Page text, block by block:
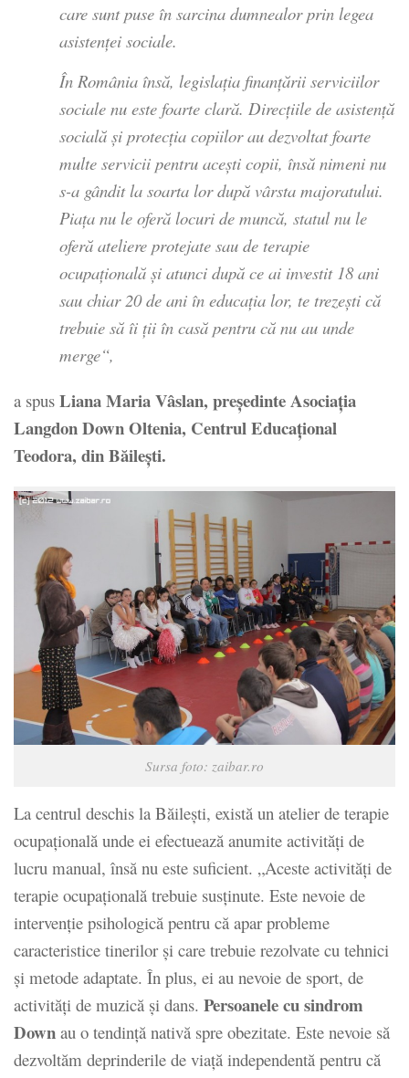
care sunt puse în sarcina dumnealor prin legea
asistenţei sociale.
În România însă, legislaţia finanţării serviciilor
sociale nu este foarte clară. Direcţiile de asistenţă
socială şi protecţia copiilor au dezvoltat foarte
multe servicii pentru aceşti copii, însă nimeni nu
s-a gândit la soarta lor după vârsta majoratului.
Piaţa nu le oferă locuri de muncă, statul nu le
oferă ateliere protejate sau de terapie
ocupaţională şi atunci după ce ai investit 18 ani
sau chiar 20 de ani în educaţia lor, te trezeşti că
trebuie să îi ţii în casă pentru că nu au unde
merge“,
a spus Liana Maria Vâslan, preşedinte Asociaţia
Langdon Down Oltenia, Centrul Educaţional
Teodora, din Băileşti.
Sursa foto: zaibar.ro
La centrul deschis la Băileşti, există un atelier de terapie
ocupaţională unde ei efectuează anumite activităţi de
lucru manual, însă nu este suficient. „Aceste activităţi de
terapie ocupaţională trebuie susţinute. Este nevoie de
intervenţie psihologică pentru că apar probleme
caracteristice tinerilor şi care trebuie rezolvate cu tehnici
şi metode adaptate. În plus, ei au nevoie de sport, de
activităţi de muzică şi dans. Persoanele cu sindrom
Down au o tendinţă nativă spre obezitate. Este nevoie să
dezvoltăm deprinderile de viaţă independentă pentru că